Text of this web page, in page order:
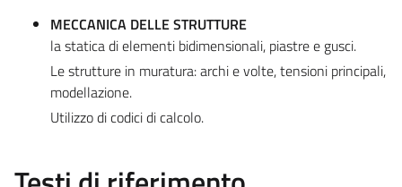
MECCANICA DELLE STRUTTURE
la statica di elementi bidimensionali, piastre e gusci.
Le strutture in muratura: archi e volte, tensioni principali,
modellazione.
Utilizzo di codici di calcolo.